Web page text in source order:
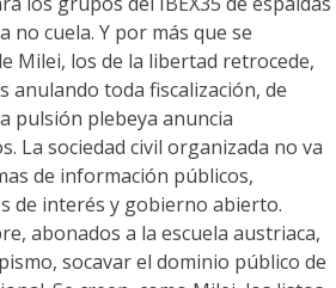
no cuela. Y por más que se
Milei, los de la libertad retrocede,
anulando toda fiscalización, de
pulsión plebeya anuncia
La sociedad civil organizada no va
de información públicos,
de interés y gobierno abierto.
abonados a la escuela austriaca,
socavar el dominio público de